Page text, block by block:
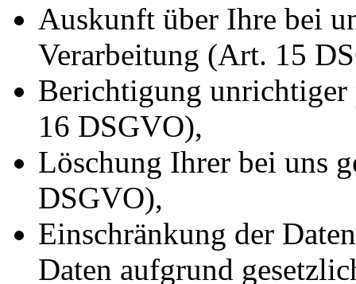
Auskunft über Ihre bei
Verarbeitung (Art. 15
Berichtigung unrichtiger
16 DSGVO),
Löschung Ihrer bei uns
DSGVO),
Einschränkung der
Daten aufgrund